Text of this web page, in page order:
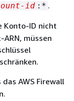
id :* .
Konto-ID nicht
müssen
das AWS Firewall